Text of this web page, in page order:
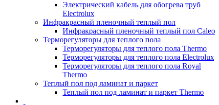
Электрический кабель для обогрева труб
Electrolux
Инфракрасный пленочный теплый пол
Инфракрасный пленочный теплый пол Caleo
Терморегуляторы для теплого пола
Терморегуляторы для теплого пола Thermo
Терморегуляторы для теплого пола Electrolux
Терморегуляторы для теплого пола Royal
Thermo
Теплый пол под ламинат и паркет
Теплый пол под ламинат и паркет Thermo